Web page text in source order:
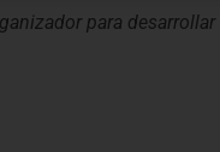
para desarrollar